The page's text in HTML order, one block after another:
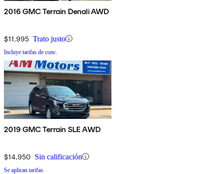
2016 GMC Terrain Denali AWD
$11,995 Trato justo
Incluye tarifas de conc.
2019 GMC Terrain SLE AWD
$14,950 Sin calificación
Se aplican tarifas